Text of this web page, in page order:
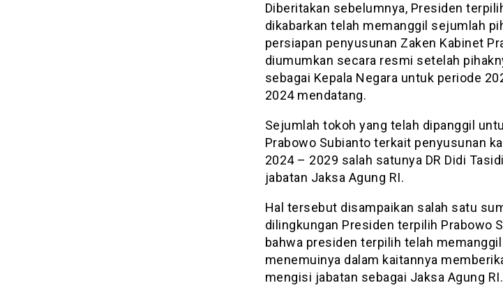
Diberitakan sebelumnya, Presiden
dikabarkan telah memanggil sejumlah
persiapan penyusunan Zaken Kabinet
diumumkan secara resmi setelah
sebagai Kepala Negara untuk periode
2024 mendatang.
Sejumlah tokoh yang telah dipanggil
Prabowo Subianto terkait penyusunan
2024 – 2029 salah satunya DR Didi
jabatan Jaksa Agung RI.
Hal tersebut disampaikan salah satu
dilingkungan Presiden terpilih Prabowo
bahwa presiden terpilih telah
menemuinya dalam kaitannya
mengisi jabatan sebagai Jaksa Agung RI.